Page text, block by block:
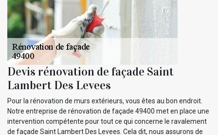
Devis rénovation de façade Saint
Lambert Des Levees
Pour la rénovation de murs extérieurs, vous êtes au bon endroit.
Notre entreprise de rénovation de façade 49400 met en place une
intervention compétente pour tout ce qui concerne le ravalement
de façade Saint Lambert Des Levees. Cela dit, nous assurons de